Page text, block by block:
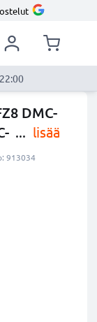
DMC-
... lisää
913034